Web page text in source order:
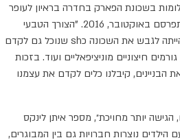
בשכונת הפארק בחדרה בראיון לעופר
פטרסבורג בידיעות אחרונות שהתפרסם באוקטובר, 2016. "הצורך הטבעי
תורגם לעשייה, כשמטרה נוספת הייתה לגבש את השכונה כsh שנוכל גם לקדם
חיצוניים מוניציפאליים ועוד. בזכות
הבניינים, קיבלנו כלים לקדם את עצמנו
הגישה יותר מחויכת״, מספר איתן לינקס
הילדים נוצרות חברויות גם בין המבוגרים,